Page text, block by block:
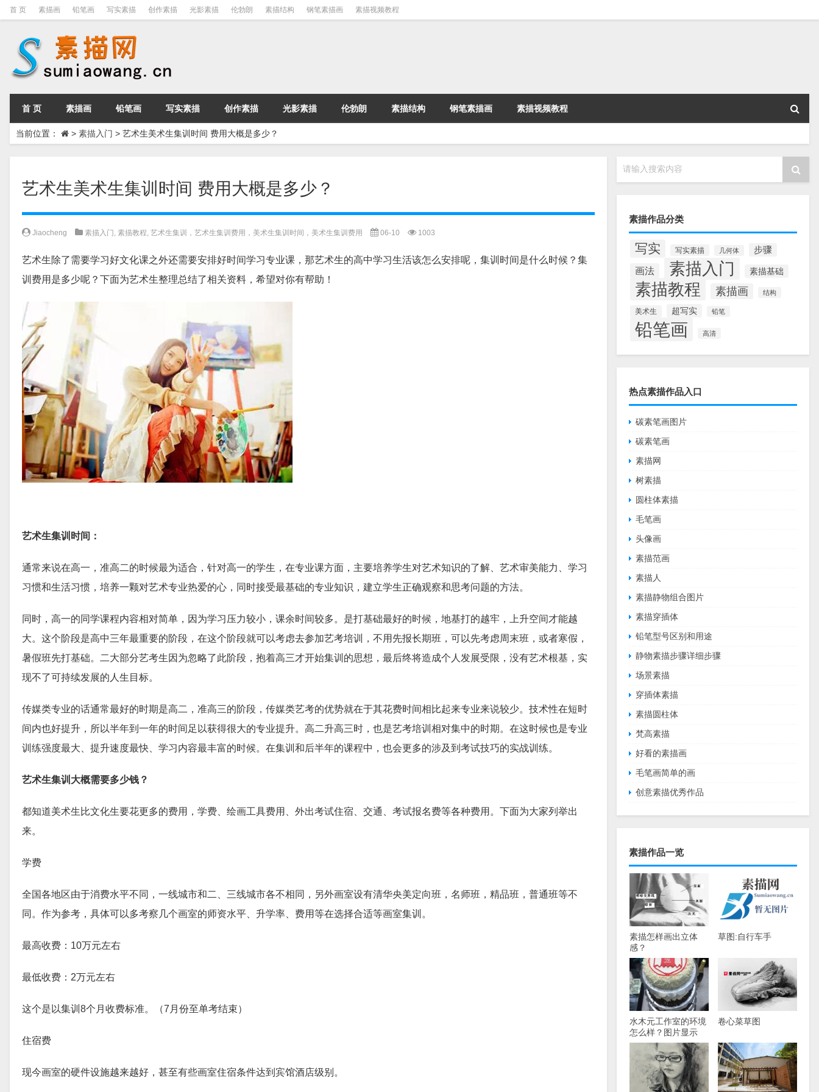
首 页 素描画 铅笔画 写实素描 创作素描 光影素描 伦勃朗 素描结构 钢笔素描画 素描视频教程
首 页 素描画 铅笔画 写实素描 创作素描 光影素描 伦勃朗 素描结构 钢笔素描画 素描视频教程
当前位置： > 素描入门 > 艺术生美术生集训时间 费用大概是多少？
艺术生美术生集训时间 费用大概是多少？
Jiaocheng 素描入门 , 素描教程, 艺术生集训，艺术生集训费用，美术生集训时间，美术生集训费用 06-10 1003
艺术生除了需要学习好文化课之外还需要安排好时间学习专业课，那艺术生的高中学习生活该怎么安排呢，集训时间是什么时候？集
训费用是多少呢？下面为艺术生整理总结了相关资料，希望对你有帮助！
艺术生集训时间：
通常来说在高一，准高二的时候最为适合，针对高一的学生，在专业课方面，主要培养学生对艺术知识的了解、艺术审美能力、学习
习惯和生活习惯，培养一颗对艺术专业热爱的心，同时接受最基础的专业知识，建立学生正确观察和思考问题的方法。
同时，高一的同学课程内容相对简单，因为学习压力较小，课余时间较多。是打基础最好的时候，地基打的越牢，上升空间才能越
大。这个阶段是高中三年最重要的阶段，在这个阶段就可以考虑去参加艺考培训，不用先报长期班，可以先考虑周末班，或者寒假，
暑假班先打基础。二大部分艺考生因为忽略了此阶段，抱着高三才开始集训的思想，最后终将造成个人发展受限，没有艺术根基，实
现不了可持续发展的人生目标。
传媒类专业的话通常最好的时期是高二，准高三的阶段，传媒类艺考的优势就在于其花费时间相比起来专业来说较少。技术性在短时
间内也好提升，所以半年到一年的时间足以获得很大的专业提升。高二升高三时，也是艺考培训相对集中的时期。在这时候也是专业
训练强度最大、提升速度最快、学习内容最丰富的时候。在集训和后半年的课程中，也会更多的涉及到考试技巧的实战训练。
艺术生集训大概需要多少钱？
都知道美术生比文化生要花更多的费用，学费、绘画工具费用、外出考试住宿、交通、考试报名费等各种费用。下面为大家列举出
来。
学费
全国各地区由于消费水平不同，一线城市和二、三线城市各不相同，另外画室设有清华央美定向班，名师班，精品班，普通班等不
同。作为参考，具体可以多考察几个画室的师资水平、升学率、费用等在选择合适等画室集训。
最高收费：10万元左右
最低收费：2万元左右
这个是以集训8个月收费标准。（7月份至单考结束）
住宿费
现今画室的硬件设施越来越好，甚至有些画室住宿条件达到宾馆酒店级别。
请输入搜索内容
素描作品分类
写实 写实素描 几何体 步骤
画法 素描入门 素描基础
素描教程 素描画 结构
美术生 超写实 铅笔
铅笔画 高清
热点素描作品入口
碳素笔画图片
碳素笔画
素描网
树素描
圆柱体素描
毛笔画
头像画
素描范画
素描人
素描静物组合图片
素描穿插体
铅笔型号区别和用途
静物素描步骤详细步骤
场景素描
穿插体素描
素描圆柱体
梵高素描
好看的素描画
毛笔画简单的画
创意素描优秀作品
素描作品一览
素描怎样画出立体
感？
草图:自行车手
水木元工作室的环境
怎么样？图片显示
卷心菜草图